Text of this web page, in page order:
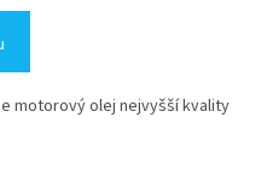
motorový olej nejvyšší kvality